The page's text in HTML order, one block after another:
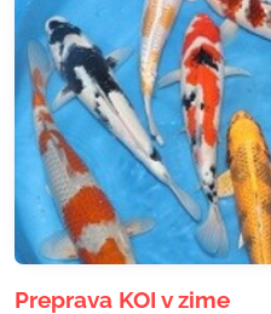
Preprava KOI v zime